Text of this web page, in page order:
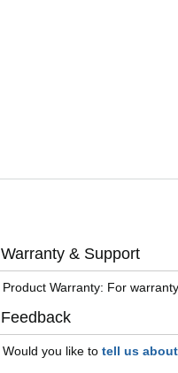
Warranty & Support
Product Warranty: For
Feedback
Would you like totell us